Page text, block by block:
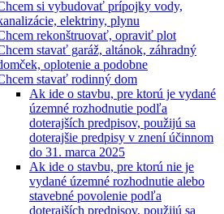
si vybudovať prípojky vody,
elektriny, plynu
rekonštruovať, opraviť plot
stavať garáž, altánok, záhradný
oplotenie a podobne
stavať rodinný dom
Ak ide o stavbu, pre ktorú je vydané
územné rozhodnutie podľa
doterajších predpisov, použijú sa
doterajšie predpisy v znení účinnom
do 31. marca 2025
Ak ide o stavbu, pre ktorú nie je
vydané územné rozhodnutie alebo
stavebné povolenie podľa
doterajších predpisov, použijú sa